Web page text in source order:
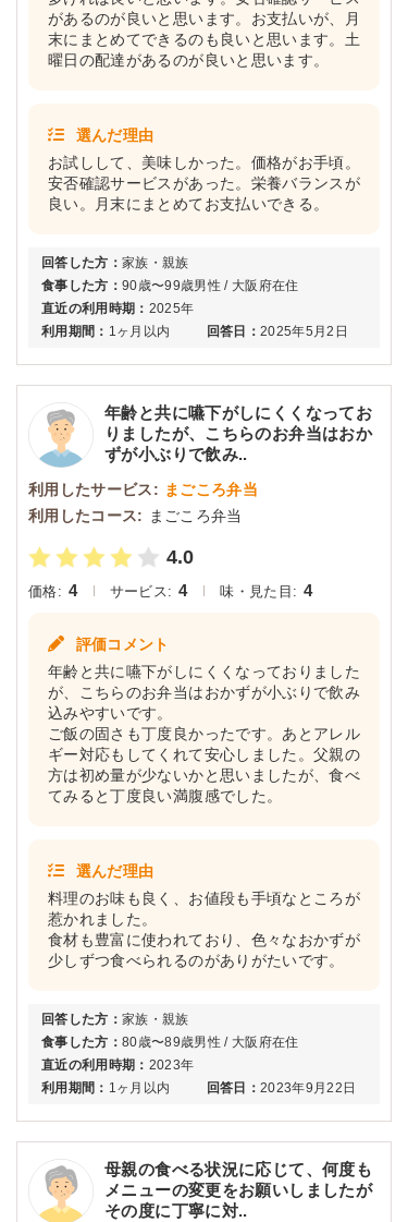
回答した方： 家族・親族
食事した方： 90歳〜99歳男性 / 大阪府在住
直近の利用時期： 2025年
利用期間： 1ヶ月以内 回答日： 2025年5月2日
があるのが良いと思います。お支払いが、月
末にまとめてできるのも良いと思います。土
曜日の配達があるのが良いと思います。
選んだ理由
お試しして、美味しかった。価格がお手頃。
安否確認サービスがあった。栄養バランスが
良い。月末にまとめてお支払いできる。
年齢と共に嚥下がしにくくなってお
りましたが、こちらのお弁当はおか
ずが小ぶりで飲み..
回答した方： 家族・親族
食事した方： 80歳〜89歳男性 / 大阪府在住
直近の利用時期： 2023年
利用期間： 1ヶ月以内 回答日： 2023年9月22日
利用したサービス: まごころ弁当
利用したコース: まごころ弁当
4.0
価格: 4 サービス: 4 味・見た目: 4
評価コメント
年齢と共に嚥下がしにくくなっておりました
が、こちらのお弁当はおかずが小ぶりで飲み
込みやすいです。
ご飯の固さも丁度良かったです。あとアレル
ギー対応もしてくれて安心しました。父親の
方は初め量が少ないかと思いましたが、食べ
てみると丁度良い満腹感でした。
選んだ理由
料理のお味も良く、お値段も手頃なところが
惹かれました。
食材も豊富に使われており、色々なおかずが
少しずつ食べられるのがありがたいです。
母親の食べる状況に応じて、何度も
メニューの変更をお願いしましたが
その度に丁寧に対..